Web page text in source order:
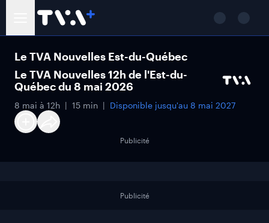
Le TVA Nouvelles Est-du-Québec
Le TVA Nouvelles 12h de l'Est-du-
Québec du 8 mai 2026
8 mai à 12h 15 min Disponible jusqu'au 8 mai 2027
Publicité
Publicité